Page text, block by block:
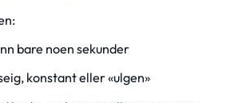
bare noen sekunder
konstant eller «ulgen»